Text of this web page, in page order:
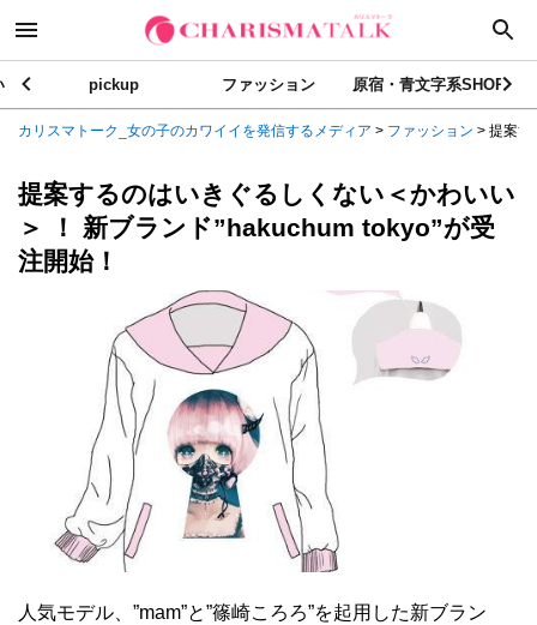
pickup ファッション 原宿・青文字系SHOP
カリスマトーク_女の子のカワイイを発信するメディア > ファッション > 提案す
提案するのはいきぐるしくない＜かわいい
＞ ！ 新ブランド”hakuchum tokyo”が受
注開始！
人気モデル、”mam”と”篠崎ころろ”を起用した新ブラン